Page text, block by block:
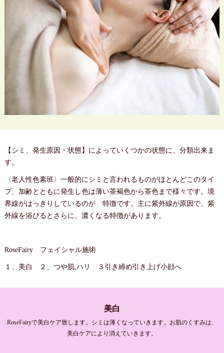
【シミ、発生原因・状態】によっていくつかの状態に、分類出来ま
す。
〈老人性色素班〉一般的にシミと言われるものがほとんどこのタイ
プ、加齢とともに発生し色は薄い茶褐色から茶色まで様々です。境
界線がはっきりしているのが 特徴です。主に紫外線が原因で、紫
外線を浴びるとさらに、濃くなる特徴があります。
RoseFairy フェイシャル施術
１、美白 ２、つや肌,ハリ ３引き締め引き上げ小顔へ
美白
RoseFairyで美白ケア致します。シミは薄くなっていきます。お肌のくすみは、
美白ケアにより消えていきます。